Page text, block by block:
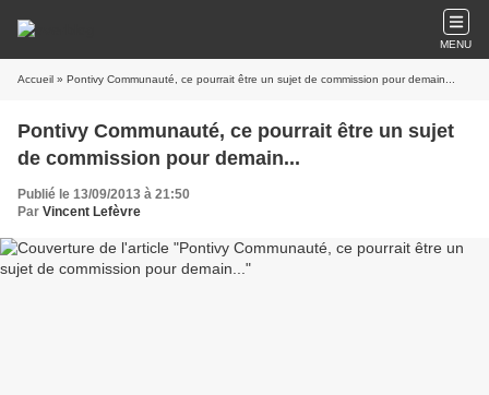
MENU
Accueil » Pontivy Communauté, ce pourrait être un sujet de commission pour demain...
Pontivy Communauté, ce pourrait être un sujet
de commission pour demain...
Publié le 13/09/2013 à 21:50
Par Vincent Lefèvre